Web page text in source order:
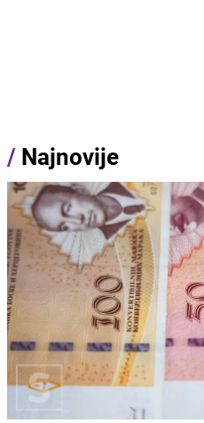
/ Najnovije